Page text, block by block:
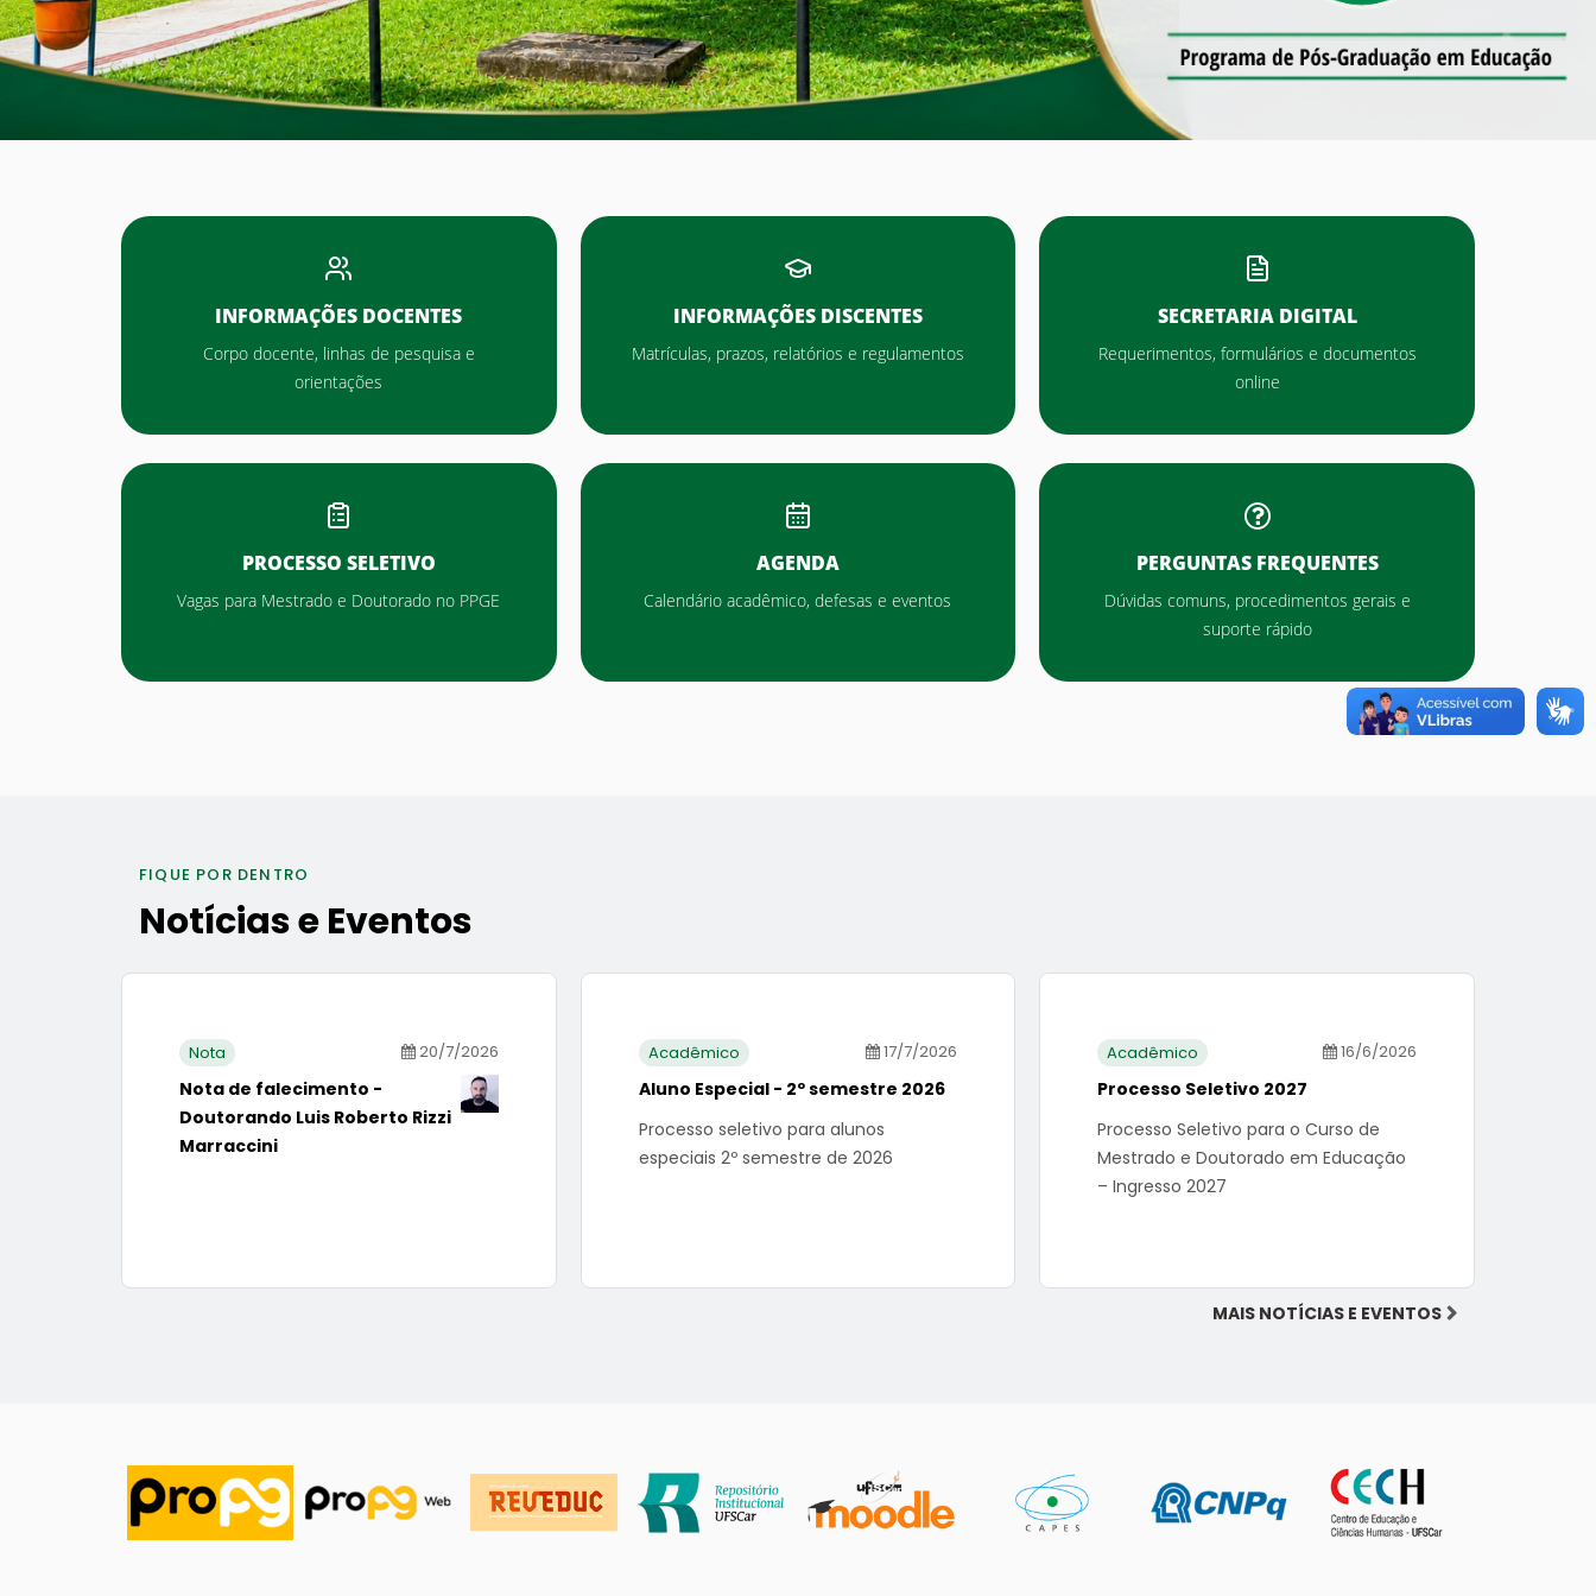
INFORMAÇÕES DOCENTES
Corpo docente, linhas de pesquisa e
orientações
INFORMAÇÕES DISCENTES
Matrículas, prazos, relatórios e regulamentos
SECRETARIA DIGITAL
Requerimentos, formulários e documentos
online
PROCESSO SELETIVO
Vagas para Mestrado e Doutorado no PPGE
AGENDA
Calendário acadêmico, defesas e eventos
PERGUNTAS FREQUENTES
Dúvidas comuns, procedimentos gerais e
suporte rápido
FIQUE POR DENTRO
Notícias e Eventos
Nota 20/7/2026
Nota de falecimento -
Doutorando Luis Roberto Rizzi
Marraccini
Acadêmico 17/7/2026
Aluno Especial - 2º semestre 2026
Processo seletivo para alunos
especiais 2º semestre de 2026
Acadêmico 16/6/2026
Processo Seletivo 2027
Processo Seletivo para o Curso de
Mestrado e Doutorado em Educação
– Ingresso 2027
MAIS NOTÍCIAS E EVENTOS